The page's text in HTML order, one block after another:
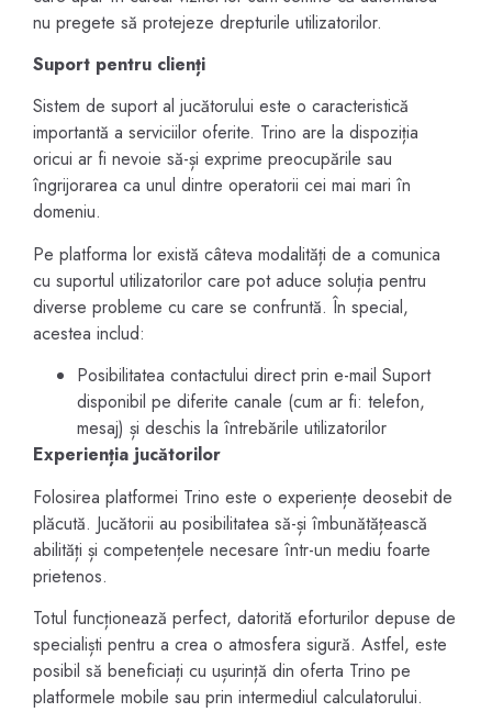
nu pregete să protejeze drepturile utilizatorilor.
Suport pentru clienți
Sistem de suport al jucătorului este o caracteristică
importantă a serviciilor oferite. Trino are la dispoziția
oricui ar fi nevoie să-și exprime preocupările sau
îngrijorarea ca unul dintre operatorii cei mai mari în
domeniu.
Pe platforma lor există câteva modalități de a comunica
cu suportul utilizatorilor care pot aduce soluția pentru
diverse probleme cu care se confruntă. În special,
acestea includ:
Posibilitatea contactului direct prin e-mail Suport
disponibil pe diferite canale (cum ar fi: telefon,
mesaj) și deschis la întrebările utilizatorilor
Experienția jucătorilor
Folosirea platformei Trino este o experiențe deosebit de
plăcută. Jucătorii au posibilitatea să-și îmbunătățească
abilități și competențele necesare într-un mediu foarte
prietenos.
Totul funcționează perfect, datorită eforturilor depuse de
specialiști pentru a crea o atmosfera sigură. Astfel, este
posibil să beneficiați cu ușurință din oferta Trino pe
platformele mobile sau prin intermediul calculatorului.